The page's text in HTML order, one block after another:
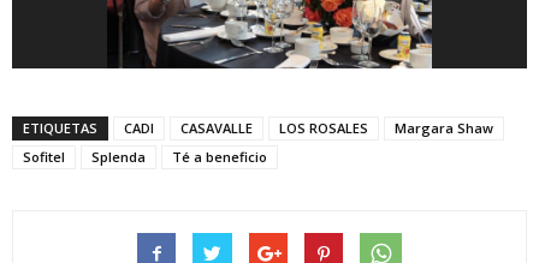
ETIQUETAS CADI CASAVALLE LOS ROSALES
Margara Shaw
Sofitel
Splenda Té a beneficio